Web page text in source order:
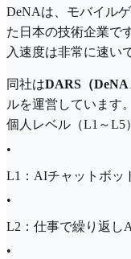
DeNAは、モバイル
た日本の技術企業で
入速度は非常に速い
同社はDARS（DeNA
ル​​を運営しています。
個人レベル（L1～L5）
•
L1：AIチャットボッ
•
L2：仕事で繰り返し
•